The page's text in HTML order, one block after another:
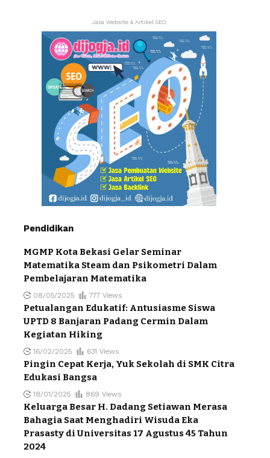
Jasa Website & Artikel SEO
Pendidikan
MGMP Kota Bekasi Gelar Seminar
Matematika Steam dan Psikometri Dalam
Pembelajaran Matematika
08/05/2025 777 Views
Petualangan Edukatif: Antusiasme Siswa
UPTD 8 Banjaran Padang Cermin Dalam
Kegiatan Hiking
16/02/2025 631 Views
Pingin Cepat Kerja, Yuk Sekolah di SMK Citra
Edukasi Bangsa
18/01/2025 869 Views
Keluarga Besar H. Dadang Setiawan Merasa
Bahagia Saat Menghadiri Wisuda Eka
Prasasty di Universitas 17 Agustus 45 Tahun
2024